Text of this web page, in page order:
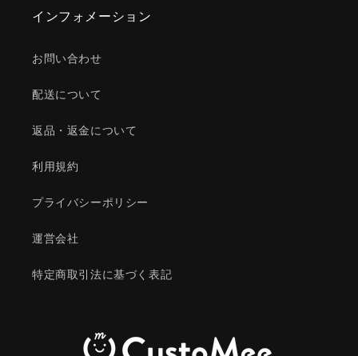
インフォメーション
お問い合わせ
配送について
返品・返金について
利用規約
プライバシーポリシー
運営会社
特定商取引法に基づく表記